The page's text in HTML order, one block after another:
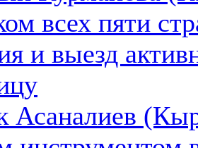
всех пяти
и выезд
Асаналиев